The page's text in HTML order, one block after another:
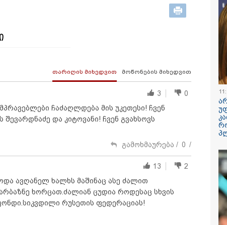
არის სამშობლოს
ირაკლი
განცხადებას?
11:36 / 08-08-
ადამიანი
პირს ამ
ქალმა
ბეჭდები,
იპოვეს
13:16 / 08-08-
"ძალიან
ადვოკატი
კაკაბაძე
თარიღის მიხედვით მოწონების მიხედვით
3
0
ჩაძაღლდება მის უკეთესი! ჩვენ
შევარდნაძე და კიტოვანი! ჩვენ გვახსოვს
გამოხმაურება / 0 /
13
2
ავღანელ ხალხს მაშინაც ასე ძალით
ხორცათ.ძალიან ცუდია როდესაც სხვის
რუსეთის ფედერაციას!